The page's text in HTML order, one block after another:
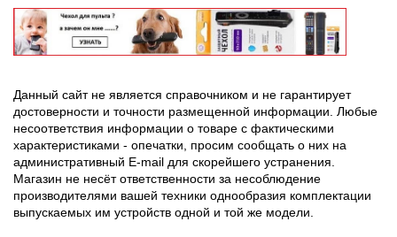
Данный сайт не является справочником и не гарантирует
достоверности и точности размещенной информации. Любые
несоответствия информации о товаре с фактическими
характеристиками - опечатки, просим сообщать о них на
административный E-mail для скорейшего устранения.
Магазин не несёт ответственности за несоблюдение
производителями вашей техники однообразия комплектации
выпускаемых им устройств одной и той же модели.